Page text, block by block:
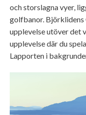
och storslagna vyer,
golfbanor.
upplevelse utöver det
upplevelse där du
Lapporten i